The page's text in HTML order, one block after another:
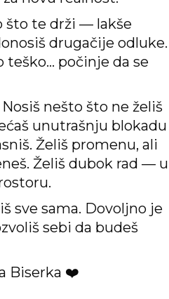
što te drži — lakše
drugačije odluke.
teško… počinje da se
Nosiš nešto što ne želiš
unutrašnju blokadu
Želiš promenu, ali
Želiš dubok rad — u
sve sama. Dovoljno je
sebi da budeš
Biserka ❤️